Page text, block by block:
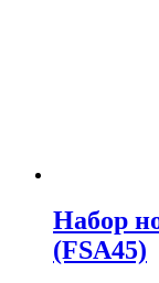
Набор
(FSA45)